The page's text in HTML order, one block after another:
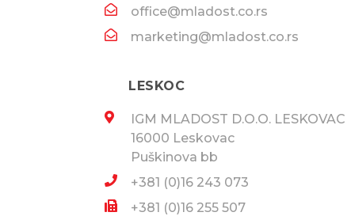
office@mladost.co.rs
marketing@mladost.co.rs​
LESKOC
IGM MLADOST D.O.O. LESKOVAC
16000 Leskovac
Puškinova bb
+381 (0)16 243 073
+381 (0)16 255 507